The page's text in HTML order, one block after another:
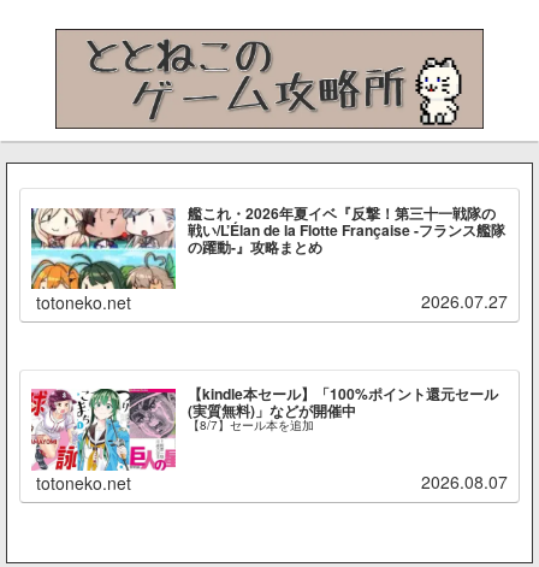
艦これ・2026年夏イベ『反撃！第三十一戦隊の
戦い/L’Élan de la Flotte Française -フランス艦隊
の躍動-』攻略まとめ
totoneko.net 2026.07.27
【kindle本セール】「100%ポイント還元セール
(実質無料)」などが開催中
【8/7】セール本を追加
totoneko.net 2026.08.07